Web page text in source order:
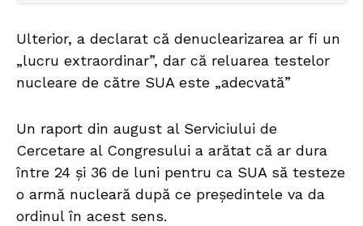
Ulterior, a declarat că denuclearizarea ar fi un
„lucru extraordinar”, dar că reluarea testelor
nucleare de către SUA este „adecvată”
Un raport din august al Serviciului de
Cercetare al Congresului a arătat că ar dura
între 24 şi 36 de luni pentru ca SUA să testeze
o armă nucleară după ce preşedintele va da
ordinul în acest sens.